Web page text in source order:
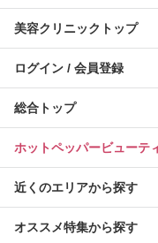
美容クリニックトップ
ログイン / 会員登録
総合トップ
ホットペッパービュー
近くのエリアから探す
オススメ特集から探す